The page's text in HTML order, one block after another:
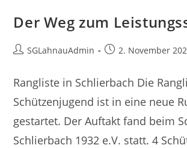
Jugend
Der Weg zum
Beitrags-
SGLahnauAdmin
Beitrag2. November
Rangliste in Schlierbach Die
Schützenjugend ist in eine neue
gestartet. Der Auftakt fand beim
Schlierbach 1932 e.V. statt. 4